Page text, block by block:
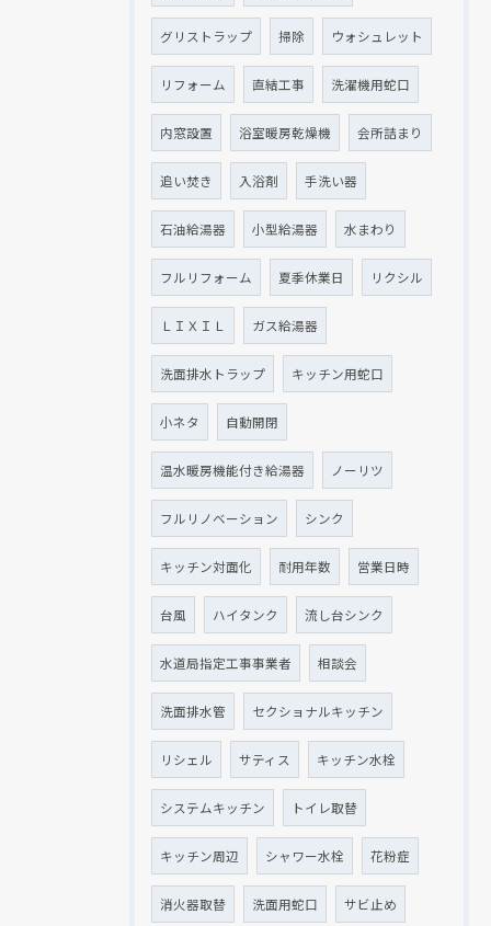
グリストラップ 掃除 ウォシュレット
リフォーム 直結工事 洗濯機用蛇口
内窓設置 浴室暖房乾燥機 会所詰まり
追い焚き 入浴剤 手洗い器
石油給湯器 小型給湯器 水まわり
フルリフォーム 夏季休業日 リクシル
ＬＩＸＩＬ ガス給湯器
洗面排水トラップ キッチン用蛇口
小ネタ 自動開閉
温水暖房機能付き給湯器 ノーリツ
フルリノベーション シンク
キッチン対面化 耐用年数 営業日時
台風 ハイタンク 流し台シンク
水道局指定工事事業者 相談会
洗面排水管 セクショナルキッチン
リシェル サティス キッチン水栓
システムキッチン トイレ取替
キッチン周辺 シャワー水栓 花粉症
消火器取替 洗面用蛇口 サビ止め